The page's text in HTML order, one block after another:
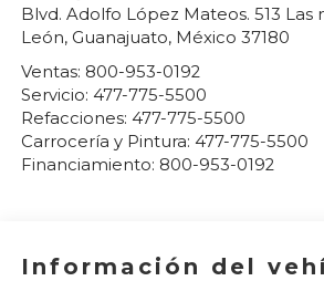
Blvd. Adolfo López Mateos. 513 Las
León, Guanajuato, México 37180
Ventas: 800-953-0192
Servicio: 477-775-5500
Refacciones: 477-775-5500
Carrocería y Pintura: 477-775-5500
Financiamiento: 800-953-0192
Información del